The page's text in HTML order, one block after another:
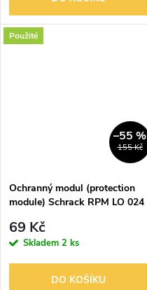
Použité
155 Kč
–55 %
Ochranný modul (protection
module) Schrack RPM LO 024
69 Kč
Skladem 2 ks
DO KOŠÍKU